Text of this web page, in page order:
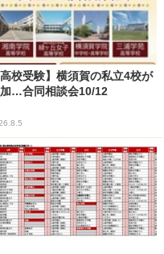
高校受験】横須賀の私立4校が
…合同相談会10/12